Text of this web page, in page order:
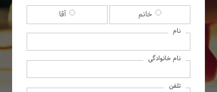
اخبار آموزشگاه
خانم آقا
نام
نام خانوادگی
تلفن